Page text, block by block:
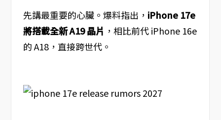
先講最重要的心臟。爆料指出， iPhone 17e
將搭載全新 A19 晶片 ，相比前代 iPhone 16e
的 A18，直接跨世代。